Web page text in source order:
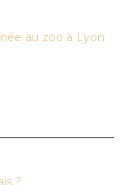
au zoo à Lyon
?